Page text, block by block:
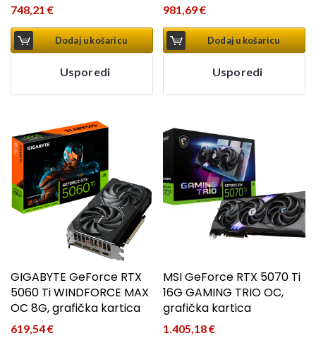
748,21 €
Dodaj u košaricu
Usporedi
981,69€
Dodaj u košaricu
Usporedi
GIGABYTE GeForce RTX
5060 Ti WINDFORCE MAX
OC 8G, grafička kartica
619,54€
MSI GeForce RTX 5070 Ti
16G GAMING TRIO OC,
grafička kartica
1.405,18€